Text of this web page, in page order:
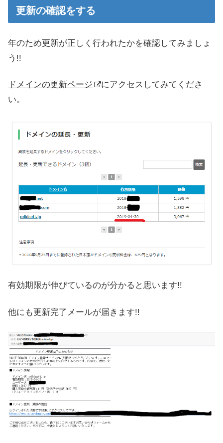
更新の確認をする
年のため更新が正しく行われたかを確認してみましょ
う!!
ドメインの更新ページ
にアクセスしてみてくださ
い。
有効期限が伸びているのが分かると思います!!
他にも更新完了メールが届きます!!